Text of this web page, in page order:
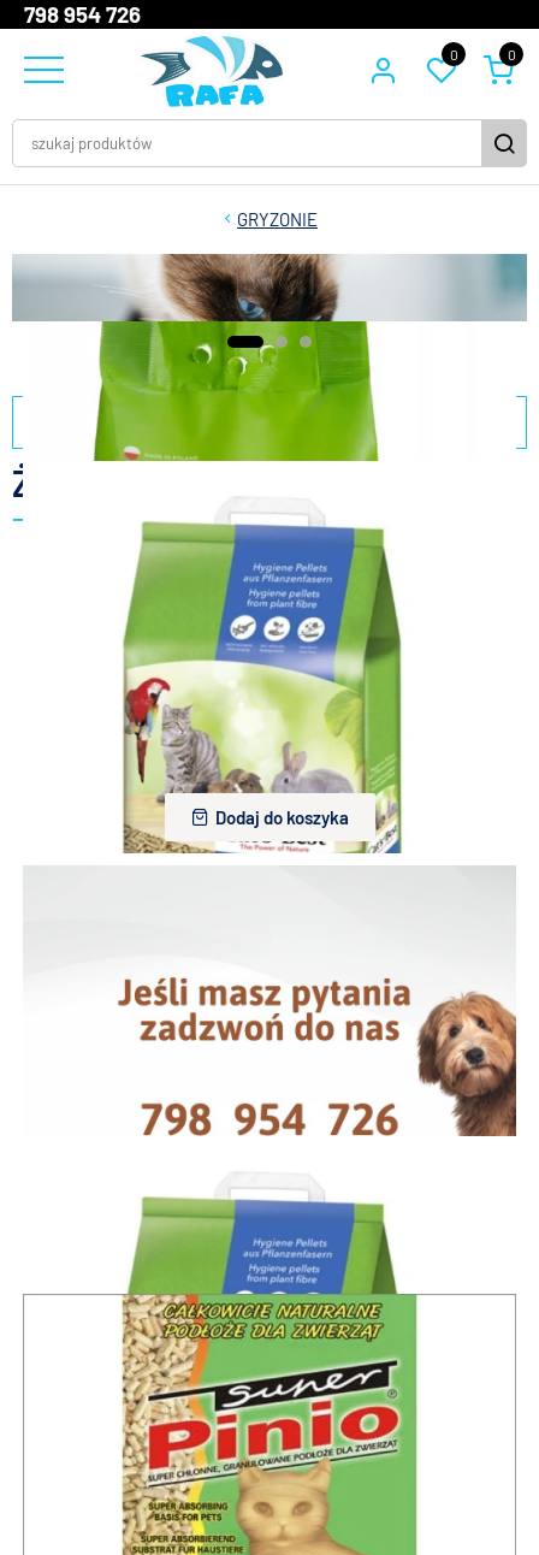
798 954 726
0 0
GRYZONIE
filtry
Żwirki
Żwirek dla kota i gryzoni Pinokio drewniany 7l
25,00 zł
Dodaj do koszyka
Żwirek dla kota i gryzoni Cat's Best Universal 7L
31,00 zł
Dodaj do koszyka
Żwirek dla kota i gryzoni Cat's Best Universal 20l
29,00 zł
Dodaj do koszyka